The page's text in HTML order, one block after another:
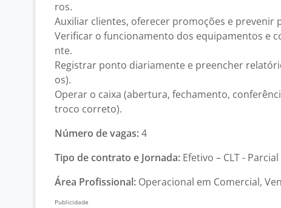
ros.
Auxiliar clientes, oferecer promoções e prevenir
Verificar o funcionamento dos equipamentos e
nte.
Registrar ponto diariamente e preencher
os).
Operar o caixa (abertura, fechamento,
troco correto).
Número de vagas:4
Tipo de contrato e Jornada: Efetivo – CLT -
Área Profissional: Operacional em Comercial,